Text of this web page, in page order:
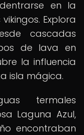
en la
Explora
cascadas
de lava en
la influencia
isla mágica.
termales
Laguna Azul,
encontraban